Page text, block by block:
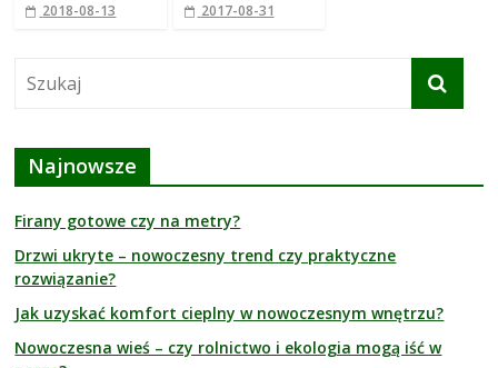
2018-08-13 2017-08-31
Najnowsze
Firany gotowe czy na metry?
Drzwi ukryte – nowoczesny trend czy praktyczne
rozwiązanie?
Jak uzyskać komfort cieplny w nowoczesnym wnętrzu?
Nowoczesna wieś – czy rolnictwo i ekologia mogą iść w